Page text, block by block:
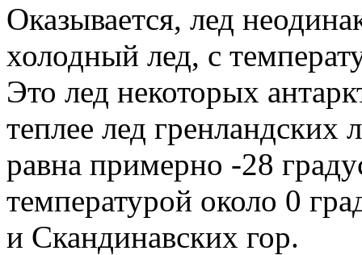
Оказывается, лед
холодный лед, с
Это лед некоторых
теплее лед гренландских
равна примерно -28
температурой около 0
и Скандинавских гор.